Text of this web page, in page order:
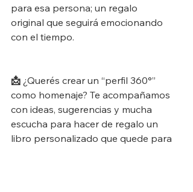
para esa persona; un regalo
original que seguirá emocionando
con el tiempo.
📩 ¿Querés crear un “perfil 360°”
como homenaje? Te acompañamos
con ideas, sugerencias y mucha
escucha para hacer de regalo un
libro personalizado que quede para